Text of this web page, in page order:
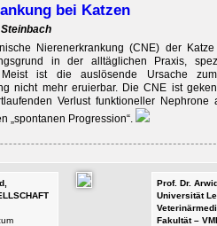
bei Katzen
Nierenerkrankung (CNE) der
in der alltäglichen Praxis,
Meist ist die auslösende Ursache
nicht mehr eruierbar. Die CNE ist
Verlust funktioneller Nephrone
„spontanen Progression“.
Prof. Dr.
Universität
Fakultät –